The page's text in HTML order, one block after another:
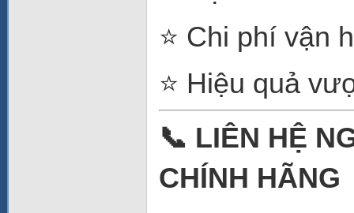
⭐ Chi phí vận
⭐ Hiệu quả
📞 LIÊN HỆ
CHÍNH HÃNG